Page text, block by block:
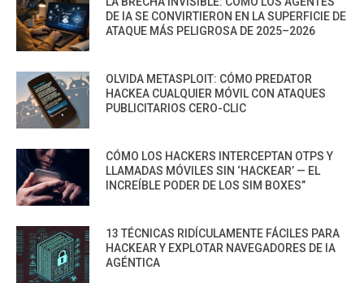
DE IA SE CONVIRTIERON EN LA SUPERFICIE DE
ATAQUE MÁS PELIGROSA DE 2025–2026
OLVIDA METASPLOIT: CÓMO PREDATOR
HACKEA CUALQUIER MÓVIL CON ATAQUES
PUBLICITARIOS CERO-CLIC
CÓMO LOS HACKERS INTERCEPTAN OTPS Y
LLAMADAS MÓVILES SIN ‘HACKEAR’ — EL
INCREÍBLE PODER DE LOS SIM BOXES”
13 TÉCNICAS RIDÍCULAMENTE FÁCILES PARA
HACKEAR Y EXPLOTAR NAVEGADORES DE IA
AGÉNTICA